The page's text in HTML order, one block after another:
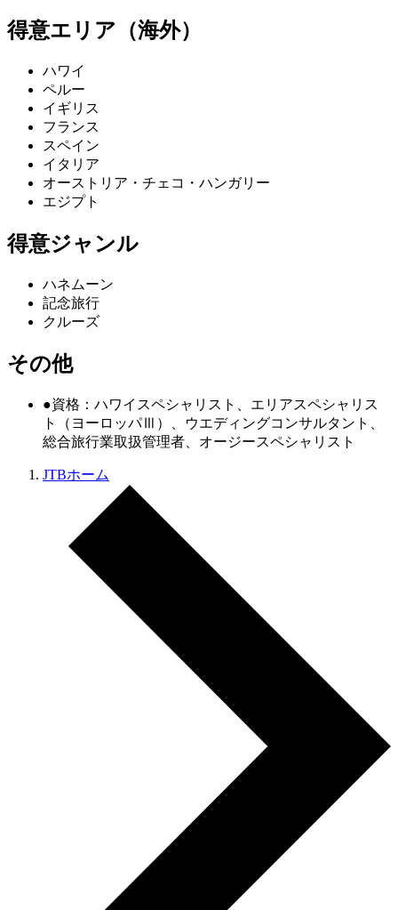
得意エリア（海外）
ハワイ
ペルー
イギリス
フランス
スペイン
イタリア
オーストリア・チェコ・ハンガリー
エジプト
得意ジャンル
ハネムーン
記念旅行
クルーズ
その他
●資格：ハワイスペシャリスト、エリアスペシャリス
ト（ヨーロッパⅢ）、ウエディングコンサルタント、
総合旅行業取扱管理者、オージースペシャリスト
JTBホーム